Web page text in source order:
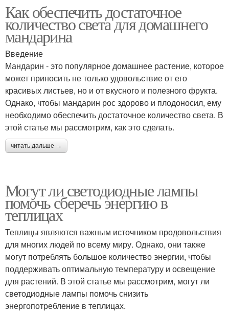
Как обеспечить достаточное
количество света для домашнего
мандарина
Введение
Мандарин - это популярное домашнее растение, которое
может приносить не только удовольствие от его
красивых листьев, но и от вкусного и полезного фрукта.
Однако, чтобы мандарин рос здорово и плодоносил, ему
необходимо обеспечить достаточное количество света. В
этой статье мы рассмотрим, как это сделать.
читать дальше →
Могут ли светодиодные лампы
помочь сберечь энергию в
теплицах
Теплицы являются важным источником продовольствия
для многих людей по всему миру. Однако, они также
могут потреблять большое количество энергии, чтобы
поддерживать оптимальную температуру и освещение
для растений. В этой статье мы рассмотрим, могут ли
светодиодные лампы помочь снизить
энергопотребление в теплицах.